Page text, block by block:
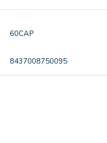
60CAP
8437008750095